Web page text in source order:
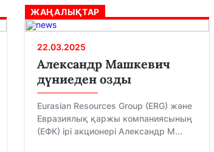
ЖАҢАЛЫҚТАР
22.03.2025
Александр Машкевич
дүниеден озды
Eurasian Resources Group (ERG) және
Евразиялық қаржы компаниясының
(ЕФК) ірі акционері Александр М...